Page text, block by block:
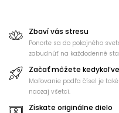
Zbaví vás stresu
Ponorte sa do pokojného
zabudnúť na každodenné
Začať môžete
Maľovanie podľa čísel je
naozaj všetci.
Získate originálne dielo